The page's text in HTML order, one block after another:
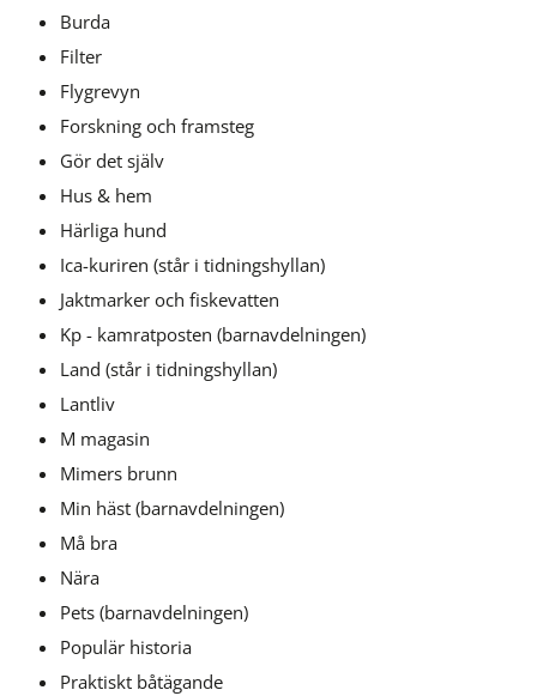
Burda
Filter
Flygrevyn
Forskning och framsteg
Gör det själv
Hus & hem
Härliga hund
Ica-kuriren (står i tidningshyllan)
Jaktmarker och fiskevatten
Kp - kamratposten (barnavdelningen)
Land (står i tidningshyllan)
Lantliv
M magasin
Mimers brunn
Min häst (barnavdelningen)
Må bra
Nära
Pets (barnavdelningen)
Populär historia
Praktiskt båtägande